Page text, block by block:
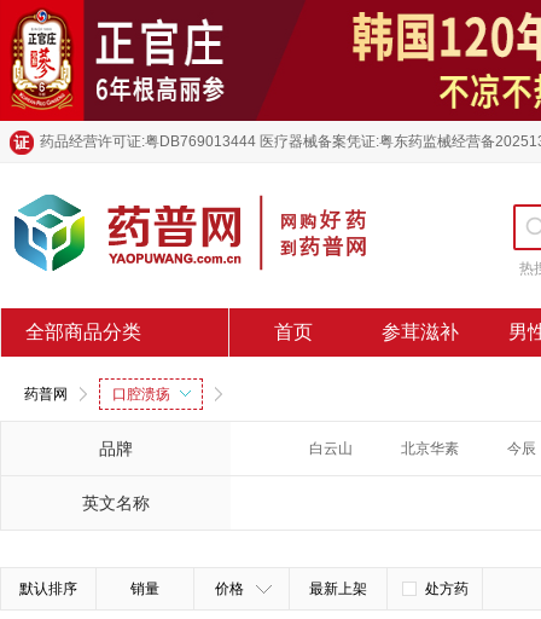
药品经营许可证:粤DB769013444 医疗器械备案凭证:粤东药监械经营备
热
全部商品分类 首页 参茸滋补 男
药普网 口腔溃疡
品牌 白云山 北京华素 今辰
英文名称
默认排序 销量 价格 最新上架 处方药